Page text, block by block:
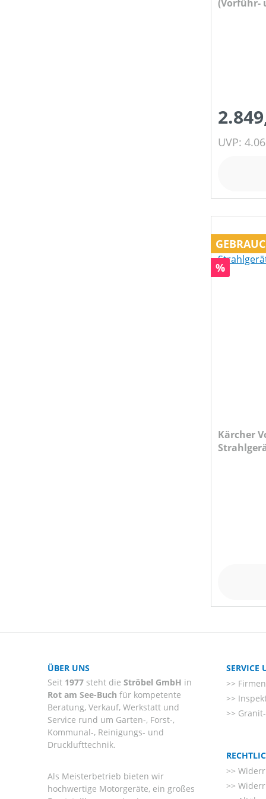
(Vorführ-
UVP:
Rabatt
%
Kärcher
ÜBER UNS
Seit 1977 steht die Ströbel GmbH in
Rot am See-Buch für kompetente
Beratung, Verkauf, Werkstatt und
Service rund um Garten-, Forst-,
Kommunal-, Reinigungs- und
Drucklufttechnik.
Als Meisterbetrieb bieten wir
hochwertige Motorgeräte, ein großes
SERVICE